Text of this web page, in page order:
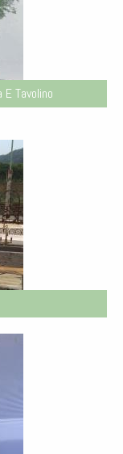
Tavolino